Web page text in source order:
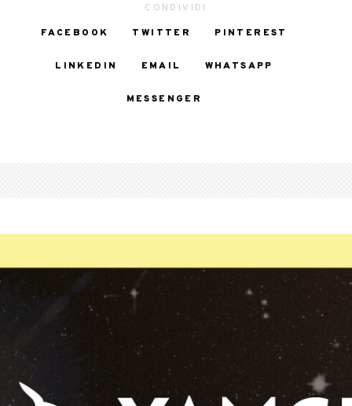
CONDIVIDI
FACEBOOK
TWITTER PINTEREST
LINKEDIN EMAIL WHATSAPP
MESSENGER